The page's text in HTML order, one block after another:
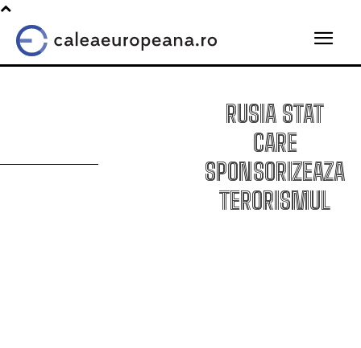
RUSIA STAT
CARE
SPONSORIZEAZA
TERORISMUL